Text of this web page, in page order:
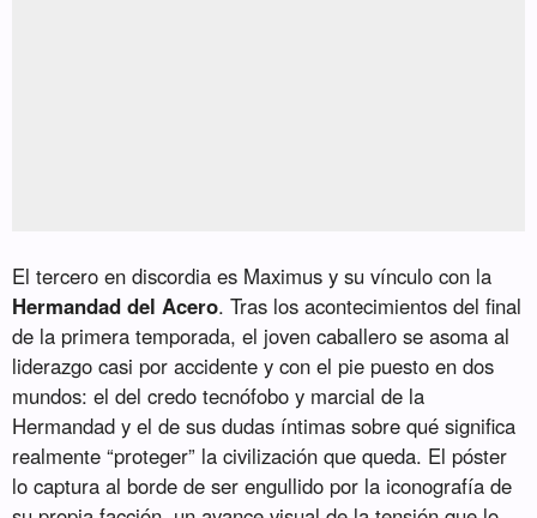
El tercero en discordia es Maximus y su vínculo con la
Hermandad del Acero. Tras los acontecimientos del final
de la primera temporada, el joven caballero se asoma al
liderazgo casi por accidente y con el pie puesto en dos
mundos: el del credo tecnófobo y marcial de la
Hermandad y el de sus dudas íntimas sobre qué significa
realmente “proteger” la civilización que queda. El póster
lo captura al borde de ser engullido por la iconografía de